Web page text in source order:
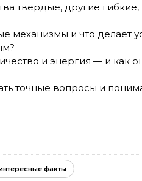
твердые, другие гибкие,
механизмы и что делает
и энергия — и как
точные вопросы и
факты